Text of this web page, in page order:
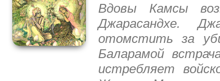
Вдовы Камсы
Джарасандхе.
отомстить за
Баларамой
истребляет